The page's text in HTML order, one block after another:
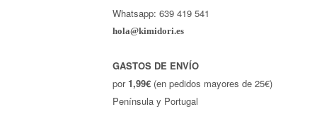
Whatsapp: 639 419 541
hola@kimidori.es
GASTOS DE ENVÍO
por 1,99€ (en pedidos mayores de 25€)
Península y Portugal